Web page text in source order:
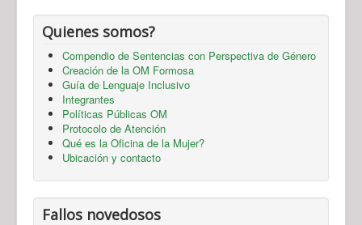
Quienes somos?
Compendio de Sentencias con Perspectiva de Género
Creación de la OM Formosa
Guía de Lenguaje Inclusivo
Integrantes
Políticas Públicas OM
Protocolo de Atención
Qué es la Oficina de la Mujer?
Ubicación y contacto
Fallos novedosos